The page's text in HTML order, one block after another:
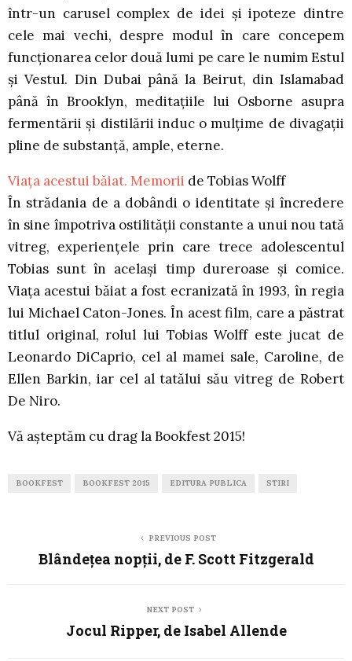
într-un carusel complex de idei și ipoteze dintre
cele mai vechi, despre modul în care concepem
funcționarea celor două lumi pe care le numim Estul
și Vestul. Din Dubai până la Beirut, din Islamabad
până în Brooklyn, meditațiile lui Osborne asupra
fermentării și distilării induc o mulțime de divagații
pline de substanță, ample, eterne.
Viața acestui băiat. Memorii de Tobias Wolff
În strădania de a dobândi o identitate şi încredere
în sine împotriva ostilităţii constante a unui nou tată
vitreg, experienţele prin care trece adolescentul
Tobias sunt în acelaşi timp dureroase şi comice.
Viața acestui băiat a fost ecranizată în 1993, în regia
lui Michael Caton-Jones. În acest film, care a păstrat
titlul original, rolul lui Tobias Wolff este jucat de
Leonardo DiCaprio, cel al mamei sale, Caroline, de
Ellen Barkin, iar cel al tatălui său vitreg de Robert
De Niro.
Vă așteptăm cu drag la Bookfest 2015!
BOOKFEST BOOKFEST 2015 EDITURA PUBLICA STIRI
PREVIOUS POST
Blândețea nopții, de F. Scott Fitzgerald
NEXT POST
Jocul Ripper, de Isabel Allende